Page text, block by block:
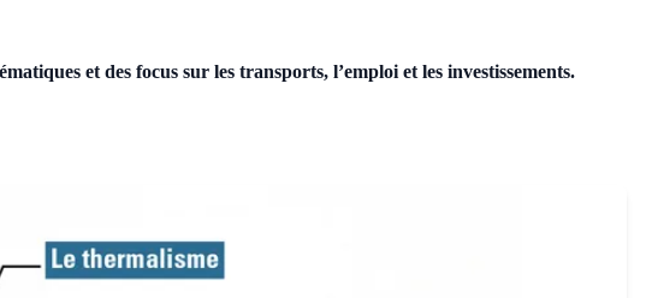
et des focus sur les transports, l’emploi et les investissements.